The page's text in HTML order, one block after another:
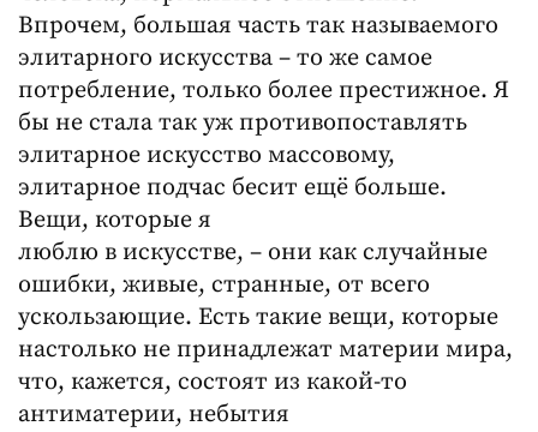
Впрочем, большая часть так называемого
элитарного искусства – то же самое
потребление, только более престижное. Я
бы не стала так уж противопоставлять
элитарное искусство массовому,
элитарное подчас бесит ещё больше.
Вещи, которые я
люблю в искусстве, – они как случайные
ошибки, живые, странные, от всего
ускользающие. Есть такие вещи, которые
настолько не принадлежат материи мира,
что, кажется, состоят из какой-то
антиматерии, небытия